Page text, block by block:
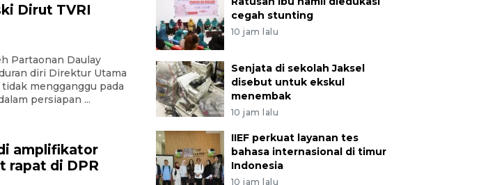
Dirut TVRI
Partaonan Daulay
diri Direktur Utama
mengganggu pada
persiapan ...
amplifikator
rapat di DPR
cegah stunting
10 jam lalu
Senjata di sekolah Jaksel
disebut untuk ekskul
menembak
10 jam lalu
IIEF perkuat layanan tes
bahasa internasional di timur
Indonesia
10 jam lalu